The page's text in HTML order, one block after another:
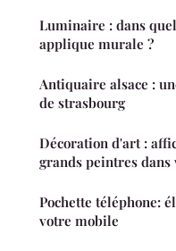
Luminaire : dans
applique murale ?
Antiquaire alsace :
de strasbourg
Décoration d'art :
grands peintres dans
Pochette téléphone:
votre mobile